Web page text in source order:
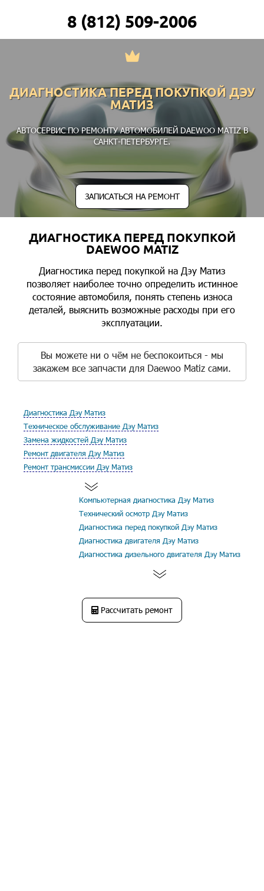
8 (812) 509-2006
ДИАГНОСТИКА ПЕРЕД ПОКУПКОЙ ДЭУ
МАТИЗ
АВТОСЕРВИС ПО РЕМОНТУ АВТОМОБИЛЕЙ DAEWOO MATIZ В
САНКТ-ПЕТЕРБУРГЕ.
ЗАПИСАТЬСЯ НА РЕМОНТ
ДИАГНОСТИКА ПЕРЕД ПОКУПКОЙ
DAEWOO MATIZ
Диагностика перед покупкой на Дэу Матиз
позволяет наиболее точно определить истинное
состояние автомобиля, понять степень износа
деталей, выяснить возможные расходы при его
эксплуатации.
Вы можете ни о чём не беспокоиться - мы
закажем все запчасти для Daewoo Matiz сами.
Диагностика Дэу Матиз
Техническое обслуживание Дэу Матиз
Замена жидкостей Дэу Матиз
Ремонт двигателя Дэу Матиз
Ремонт трансмиссии Дэу Матиз
Компьютерная диагностика Дэу Матиз
Технический осмотр Дэу Матиз
Диагностика перед покупкой Дэу Матиз
Диагностика двигателя Дэу Матиз
Диагностика дизельного двигателя Дэу Матиз
Рассчитать ремонт